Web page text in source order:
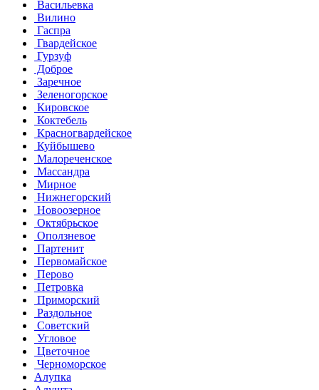
Васильевка
Вилино
Гаспра
Гвардейское
Гурзуф
Доброе
Заречное
Зеленогорское
Кировское
Коктебель
Красногвардейское
Куйбышево
Малореченское
Массандра
Мирное
Нижнегорский
Новоозерное
Октябрьское
Оползневое
Партенит
Первомайское
Перово
Петровка
Приморский
Раздольное
Советский
Угловое
Цветочное
Черноморское
Алупка